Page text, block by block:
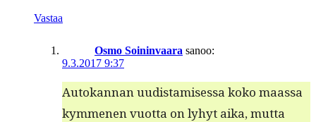
Vastaa
Osmo Soininvaara sanoo:
9.3.2017 9:37
Autokan­nan uud­is­tamises­sa koko maas­sa
kymme­nen vuot­ta on lyhyt aika, mut­ta